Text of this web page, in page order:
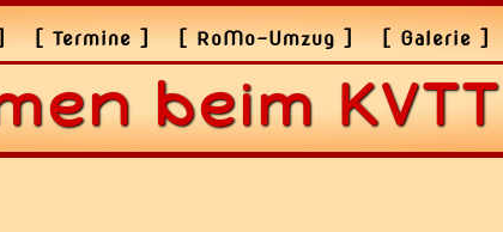
[ Termine ] [ RoMo-Umzug ] [ Galerie ]
beim KVTT